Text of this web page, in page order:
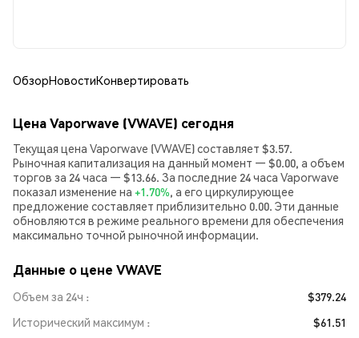
ОбзорНовостиКонвертировать
Цена Vaporwave (VWAVE) сегодня
Текущая цена Vaporwave (VWAVE) составляет $3.57.
Рыночная капитализация на данный момент — $0.00, а объем
торгов за 24 часа — $13.66. За последние 24 часа Vaporwave
показал изменение на +1.70%, а его циркулирующее
предложение составляет приблизительно 0.00. Эти данные
обновляются в режиме реального времени для обеспечения
максимально точной рыночной информации.
Данные о цене VWAVE
Объем за 24ч
$379.24
Исторический максимум
$61.51